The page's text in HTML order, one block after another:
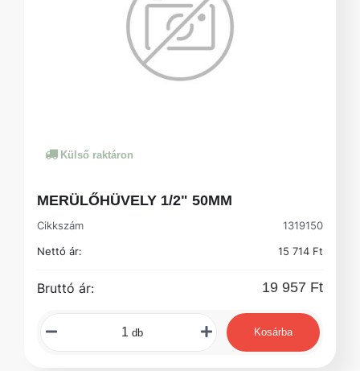
Külső raktáron
MERÜLŐHÜVELY 1/2" 50MM
Cikkszám
1319150
Nettó ár:
15 714 Ft
Bruttó ár: 19 957 Ft
db Kosárba